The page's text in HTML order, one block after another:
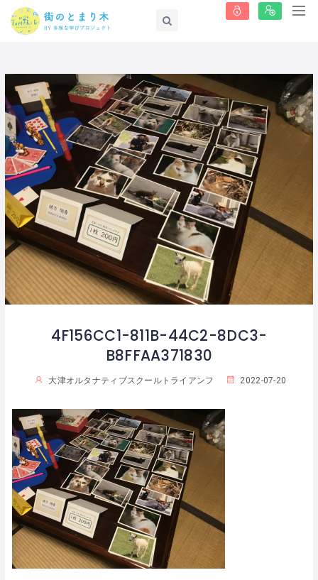
4F156CC1-811B-44C2-8DC3-
B8FFAA371830
大津オルタナティブスクールトライアンフ 2022-07-20